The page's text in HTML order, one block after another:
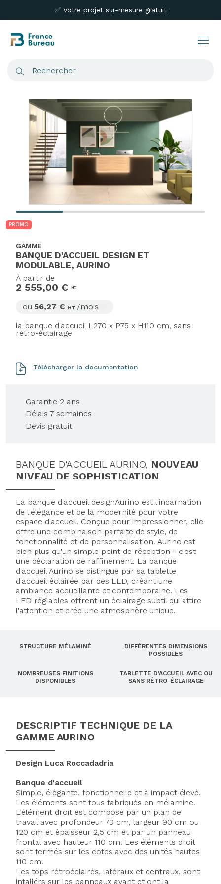
✅ Votre projet sur-mesure gratuit
PROMO
GAMME
BANQUE D'ACCUEIL DESIGN ET
MODULABLE, AURINO
À partir de
2 555,00 € HT
ou 56,27 € HT /mois
la banque d'accueil L270 x P75 x H110 cm, sans
rétro-éclairage
Télécharger la documentation
Garantie 2 ans
Délais 7 semaines
Devis gratuit
BANQUE D'ACCUEIL AURINO, NOUVEAU
NIVEAU DE SOPHISTICATION
La banque d'accueil designAurino est l'incarnation
de l'élégance et de la modernité pour votre
espace d'accueil. Conçue pour impressionner, elle
offre une combinaison parfaite de style, de
fonctionnalité et de personnalisation. Aurino est
bien plus qu'un simple point de réception - c'est
une déclaration de raffinement. La banque
d'accueil Aurino se distingue par sa tablette
d'accueil éclairée par des LED, créant une
ambiance accueillante et contemporaine. Les
LED réglables offrent un éclairage subtil qui attire
l'attention et crée une atmosphère unique.
STRUCTURE MÉLAMINÉ
DIFFÉRENTES DIMENSIONS
POSSIBLES
NOMBREUSES FINITIONS
DISPONIBLES
TABLETTE D'ACCUEIL AVEC OU
SANS RÉTRO-ÉCLAIRAGE
DESCRIPTIF TECHNIQUE DE LA
GAMME AURINO
Design Luca Roccadadria
Banque d'accueil
Simple, élégante, fonctionnelle et à impact élevé.
Les éléments sont tous fabriqués en mélamine.
L’élément droit est composé par un plan de
travail avec profondeur 70 cm, largeur 90 cm ou
120 cm et épaisseur 2,5 cm et par un panneau
frontal avec hauteur 110 cm. Les éléments droit
sont fermés sur les cotes avec des unités hautes
110 cm.
Les tops rétroéclairés, latéraux et centraux, sont
intallérs sur les panneaux avant et ont la